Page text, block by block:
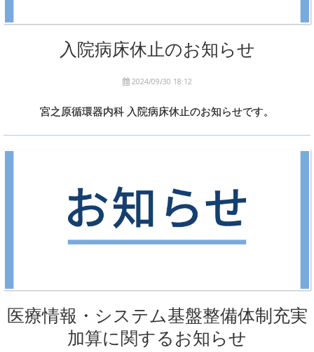
入院病床休止のお知らせ
2024/09/30 18:12
宮之原循環器内科 入院病床休止のお知らせです。
医療情報・システム基盤整備体制充実
加算に関するお知らせ